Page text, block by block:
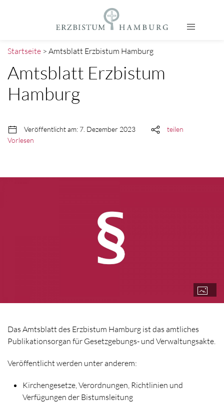
Startseite > Amtsblatt Erzbistum Hamburg
Amtsblatt Erzbistum
Hamburg
Veröffentlicht am: 7. Dezember 2023
teilen
Vorlesen
Das Amtsblatt des Erzbistum Hamburg ist das amtliches
Publikationsorgan für Gesetzgebungs- und Verwaltungsakte.
Veröffentlicht werden unter anderem:
Kirchengesetze, Verordnungen, Richtlinien und
Verfügungen der Bistumsleitung